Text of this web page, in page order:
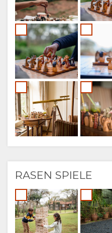
RASEN SPIELE